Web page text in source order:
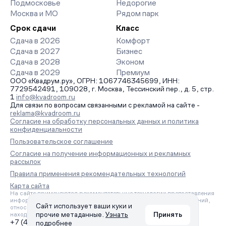
Подмосковье
Москва и МО
Недорогие
Рядом парк
Срок сдачи
Сдача в 2026
Сдача в 2027
Сдача в 2028
Сдача в 2029
Класс
Комфорт
Бизнес
Эконом
Премиум
ООО «Квадрум.ру», ОГРН: 1067746345699, ИНН:
7729542491, 109028, г. Москва, Тессинский пер., д. 5, стр.
1 info@kvadroom.ru
Для связи по вопросам связанными с рекламой на сайте -
reklama@kvadroom.ru
Согласие на обработку персональных данных и политика
конфиденциальности
Пользовательское соглашение
Согласие на получение информационных и рекламных
рассылок
Правила применения рекомендательных технологий
Карта сайта
На сайте применяются рекомендательные технологии предоставления
информации на основе сбора, систематизации и анализа сведений,
относящихся к предпочтениям пользователей сети «Интернет»,
находящихся на территории Российской Федерации.
+7 (495) 157-88-80
Сайт использует ваши куки и
прочие метаданные. Узнать
подробнее
Принять